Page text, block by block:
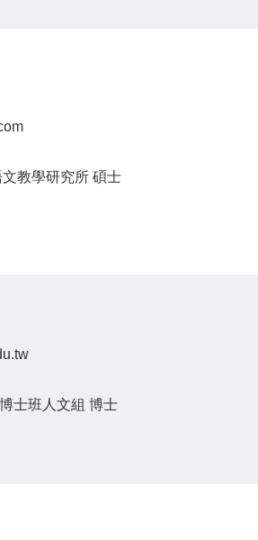
教學研究所 碩士
士班人文組 博士